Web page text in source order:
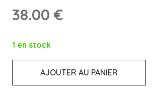
38.00€
1 en stock
AJOUTER AU PANIER